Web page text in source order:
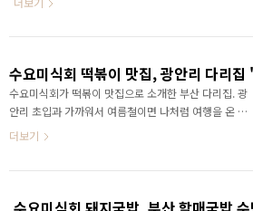
하던 나를 더욱 압박했다. 가로 촬영도 도와주고, 세로
스토랑에서 프랑스 가정식을 즐길 수 있는 이색 맛집이
다. #익선동 #한옥 #레스트랑 #르블란서 입구 양옥을
입은 한옥으로 들어가면 익선동 여느 카페처럼 동서양
의 멋이 어우러진 르블란서의 멋을 느낄 수 있다. 밖에서
볼 때보다 훨씬 근사하다. 동서양의 조화가 인상적인 르
수요미식회가 떡볶이 맛집으로 소개한 부산 다리집. 광
안리 초입과 가까워서 여름철이면 나처럼 여행을 온 사
람들로 발 디딜 틈이 없는 곳이다. 찾아가는 방법은 간단
서 우회전하면 쉽게 다리집을 찾을 수 있다. 다리집이라
더보기